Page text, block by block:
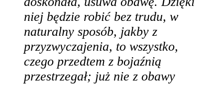
niej będzie robić bez trudu, w
naturalny sposób, jakby z
przyzwyczajenia, to wszystko,
czego przedtem z bojaźnią
przestrzegał; już nie z obawy